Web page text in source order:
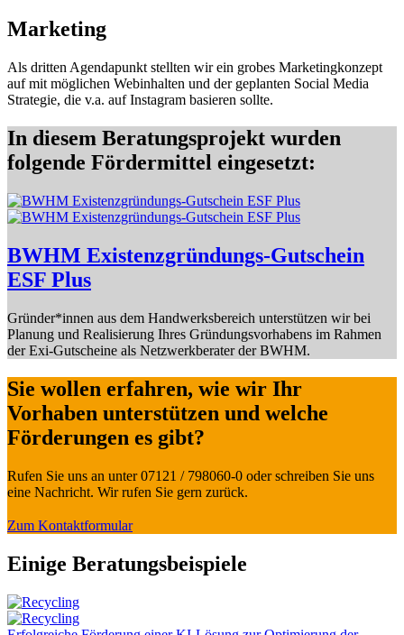
Marketing
Als dritten Agendapunkt stellten wir ein grobes Marketingkonzept
auf mit möglichen Webinhalten und der geplanten Social Media
Strategie, die v.a. auf Instagram basieren sollte.
In diesem Beratungsprojekt wurden
folgende Fördermittel eingesetzt:
BWHM Existenzgründungs-Gutschein
ESF Plus
Gründer*innen aus dem Handwerksbereich unterstützen wir bei
Planung und Realisierung Ihres Gründungsvorhabens im Rahmen
der Exi-Gutscheine als Netzwerkberater der BWHM.
Sie wollen erfahren, wie wir Ihr
Vorhaben unterstützen und welche
Förderungen es gibt?
Rufen Sie uns an unter 07121 / 798060-0 oder schreiben Sie uns
eine Nachricht. Wir rufen Sie gern zurück.
Zum Kontaktformular
Einige Beratungsbeispiele